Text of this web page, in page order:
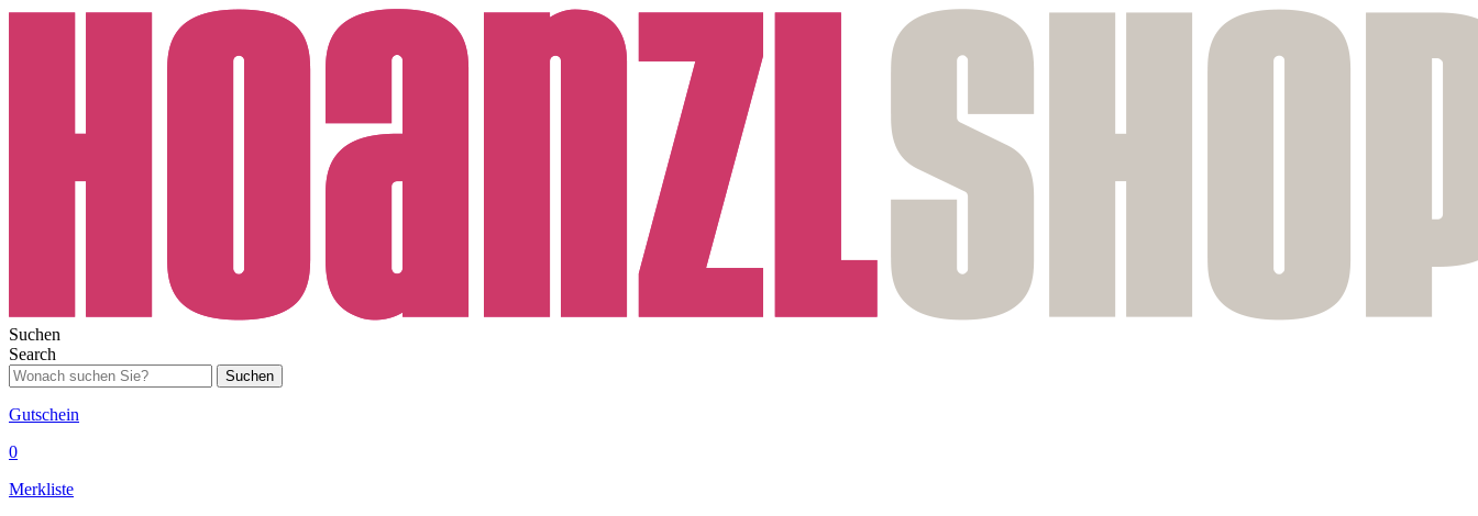
Suchen
Search
Suchen
Gutschein
0
Merkliste